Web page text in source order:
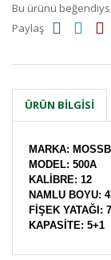
Bu ürünü
Paylaş
ÜRÜN BILGISI
MARKA:
MODEL: 500A
KALİBRE: 12
NAMLU BOYU:
FİŞEK YATAĞI:
KAPASİTE: 5+1